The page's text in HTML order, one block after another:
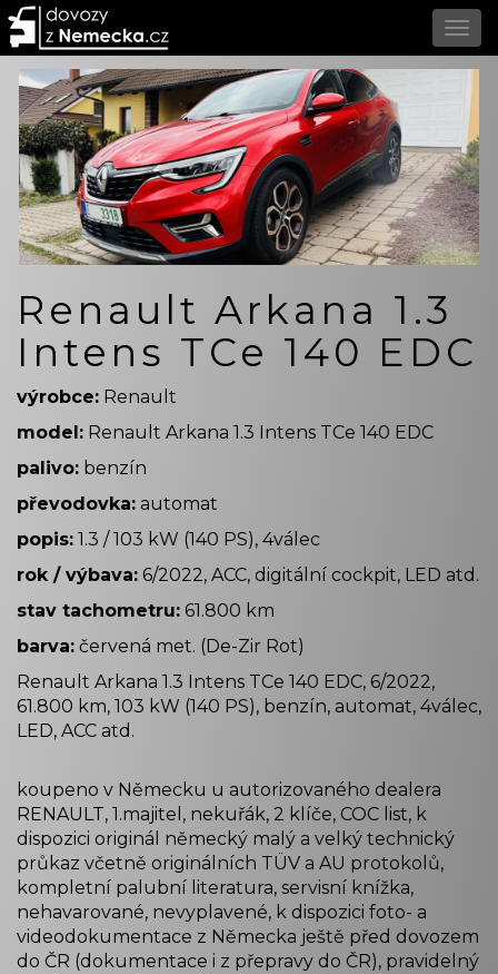
Renault Arkana 1.3
Intens TCe 140 EDC
výrobce: Renault
model: Renault Arkana 1.3 Intens TCe 140 EDC
palivo: benzín
převodovka: automat
popis: 1.3 / 103 kW (140 PS), 4válec
rok / výbava: 6/2022, ACC, digitální cockpit, LED atd.
stav tachometru: 61.800 km
barva: červená met. (De-Zir Rot)
Renault Arkana 1.3 Intens TCe 140 EDC, 6/2022,
61.800 km, 103 kW (140 PS), benzín, automat, 4válec,
LED, ACC atd.
koupeno v Německu u autorizovaného dealera
RENAULT, 1.majitel, nekuřák, 2 klíče, COC list, k
dispozici originál německý malý a velký technický
průkaz včetně originálních TÜV a AU protokolů,
kompletní palubní literatura, servisní knížka,
nehavarované, nevyplavené, k dispozici foto- a
videodokumentace z Německa ještě před dovozem
do ČR (dokumentace i z přepravy do ČR), pravidelný